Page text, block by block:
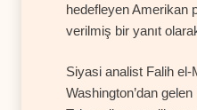
hedefleyen Amerikan
verilmiş bir yanıt
Siyasi analist Falih
Washington’dan